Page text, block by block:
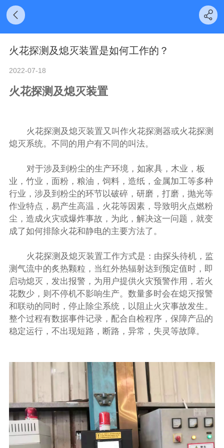
火花探测及熄灭装置是如何工作的？
2022-07-18
火花探测及熄灭装置
火花探测及熄灭装置又叫作火花探测器或火花探测
熄灭系统。不同的用户有不同的叫法。
对于涉及到粉尘的生产环境，如家具，木业，板
业，竹业，面粉，粮油，饲料，造纸，金属加工等多种
行业，涉及到粉尘的环节以破碎，研磨，打磨，抛光等
作业特点，易产生高温，火花等因素，导致明火点燃粉
尘，造成火灾或爆炸事故，为此，解决这一问题，就变
成了如何排除火花和静电的主要方法了。
火花探测及熄灭装置工作方式是：由探头待机，监
测气流中的炙热颗粒，当红外热辐射达到预定值时，即
启动熄灭，发出报警，为用户提供火灾预警作用，若火
花数少，则不停机不影响生产。数量多时会在熄灭报警
和联动的同时，停止除尘系统，以阻止火灾事故发生。
整个过程有数据事件记录，配合自检程序，保障产品的
稳定运行，不出现短路，断路，异常，失灵等故障。